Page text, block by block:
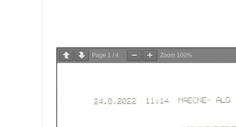
Page 1 / 4 Zoom 100%